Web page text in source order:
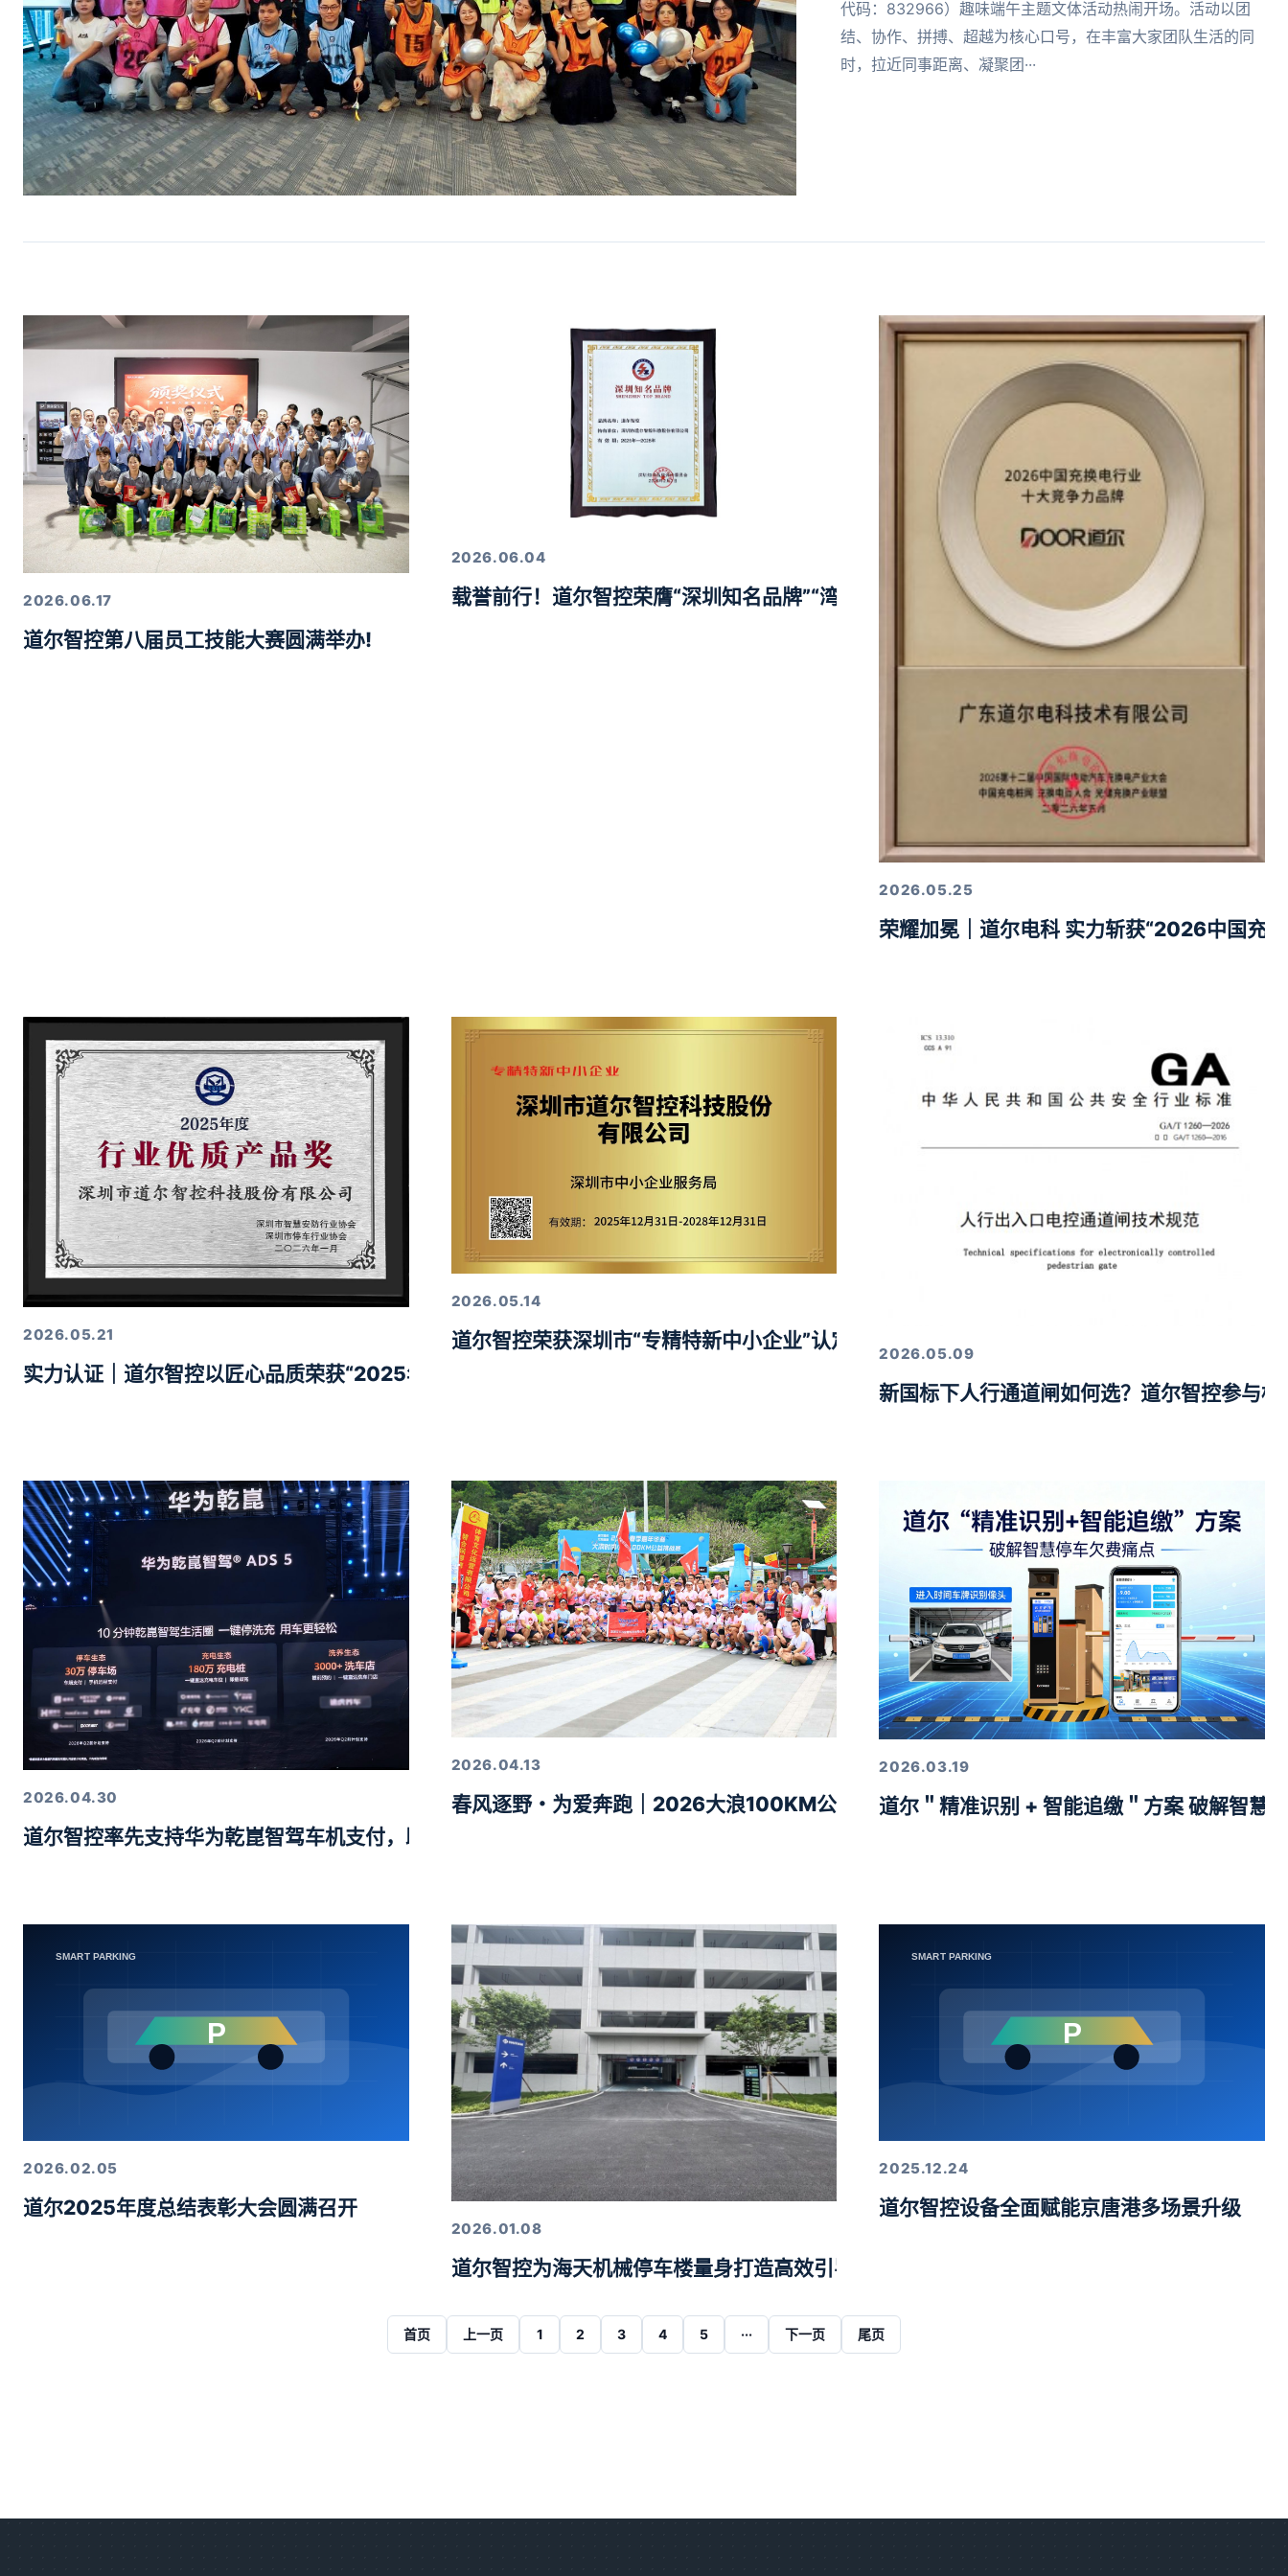
代码：832966）趣味端午主题文体活动热闹开场。活动以团
结、协作、拼搏、超越为核心口号，在丰富大家团队生活的同
时，拉近同事距离、凝聚团···
2026.06.17
道尔智控第八届员工技能大赛圆满举办!
2026.06.04
载誉前行！道尔智控荣膺“深圳知名品牌”“湾区知名品牌”双重认证
2026.05.25
荣耀加冕｜道尔电科 实力斩获“2026中国充
2026.05.21
实力认证｜道尔智控以匠心品质荣获“2025年度行业优质产品奖”
2026.05.14
道尔智控荣获深圳市“专精特新中小企业”认定，以硬核技术筑牢行业标杆
2026.05.09
新国标下人行通道闸如何选？道尔智控参与
2026.04.30
道尔智控率先支持华为乾崑智驾车机支付，助力10分钟智驾生活圈落地
2026.04.13
春风逐野・为爱奔跑｜2026大浪100KM公益挑战赛圆满举行
2026.03.19
道尔＂精准识别 + 智能追缴＂方案 破解智慧
2026.02.05
道尔2025年度总结表彰大会圆满召开
2026.01.08
道尔智控为海天机械停车楼量身打造高效引导解决方案
2025.12.24
道尔智控设备全面赋能京唐港多场景升级
首页 上一页 1 2 3 4 5 ··· 下一页 尾页